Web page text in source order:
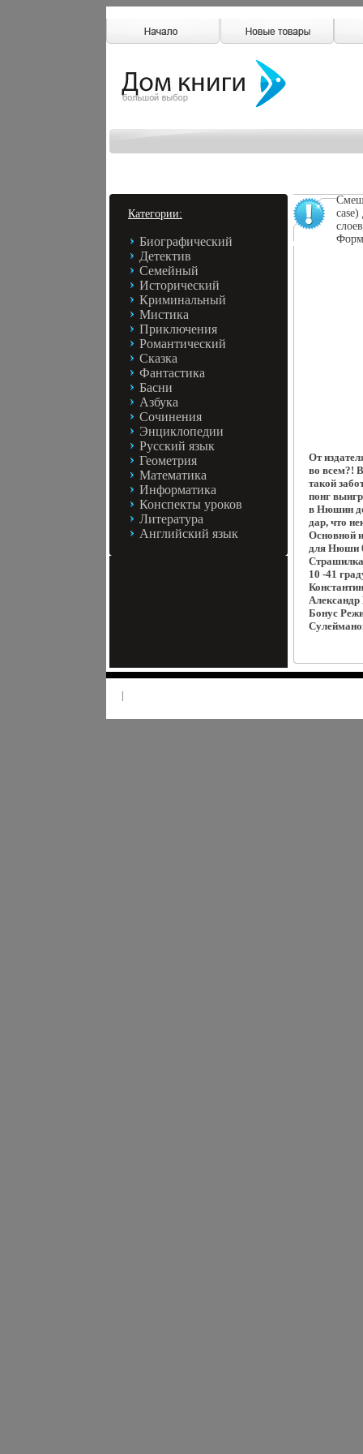
Категории:
Биографический
Детектив
Семейный
Исторический
Криминальный
Мистика
Приключения
Романтический
Сказка
Фантастика
Басни
Азбука
Сочинения
Энциклопедии
Русский язык
Геометрия
Математика
Информатика
Конспекты уроков
Литература
Английский язык
От
во всем?!
такой
понг
в Нюшин
дар, что
Основной
для Нюши
10 -41
Александр
Бонус
|